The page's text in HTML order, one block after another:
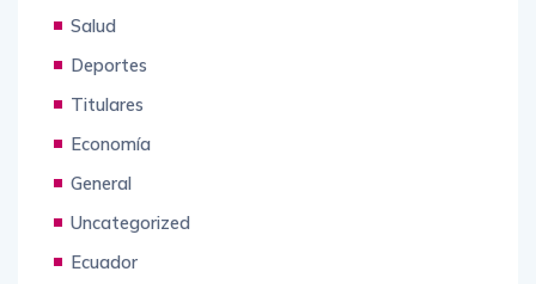
Salud
Deportes
Titulares
Economía
General
Uncategorized
Ecuador